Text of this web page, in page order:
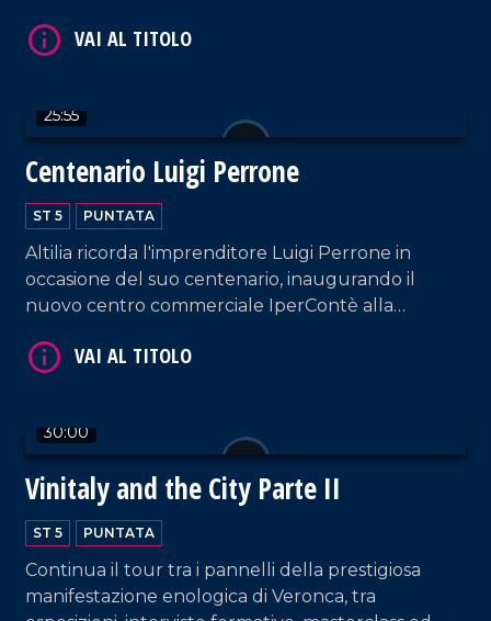
Cleto.
25:55
Centenario Luigi Perrone
ST 5 PUNTATA
Altilia ricorda l'imprenditore Luigi Perrone in
occasione del suo centenario, inaugurando il
nuovo centro commerciale IperContè alla
30:00
Vinitaly and the City Parte II
ST 5 PUNTATA
Continua il tour tra i pannelli della prestigiosa
manifestazione enologica di Veronca, tra
VAI AL TITOLO
VAI AL TITOLO
VAI AL TITOLO